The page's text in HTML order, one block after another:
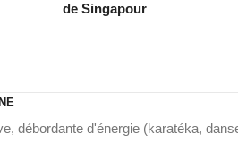
de Singapour
débordante d'énergie (karatéka,